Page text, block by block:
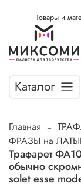
Товары и
Каталог
Главная
ФРАЗЫ на
Трафарет
обычно
solet esse